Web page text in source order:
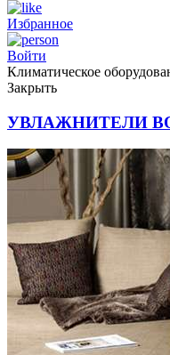
Избранное
Войти
Климатическое
Закрыть
УВЛАЖНИТЕЛИ